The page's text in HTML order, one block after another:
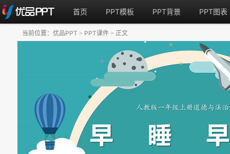
首页 PPT模板 PPT背景 PPT图表
当前位置： 优品PPT > PPT课件 > 正文